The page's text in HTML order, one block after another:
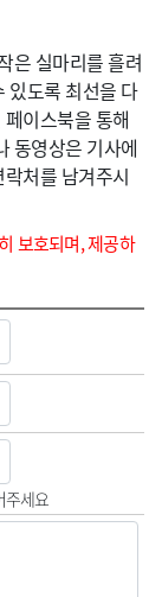
은 실마리를 흘려
있도록 최선을 다
이스북을 통해
동영상은 기사에
처를 남겨주시
보호되며, 제공하
주세요